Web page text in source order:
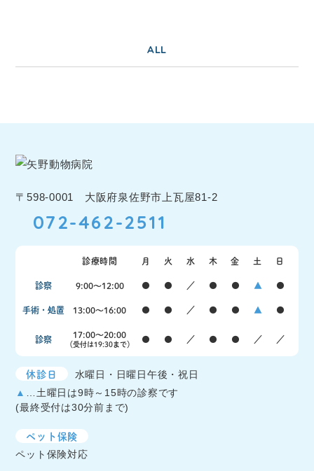
ALL
〒598-0001 大阪府泉佐野市上瓦屋81-2
072-462-2511
診療時間 月 火 水 木 金 土 日
診察 9:00〜12:00 ● ● ／ ● ● ▲ ●
手術・処置 13:00〜16:00 ● ● ／ ● ● ▲ ●
診察 17:00〜20:00
（受付は19:30まで） ● ● ／ ● ● ／ ／
休診日
水曜日・日曜日午後・祝日
▲
…土曜日は9時～15時の診察です
(最終受付は30分前まで)
ペット保険
ペット保険対応